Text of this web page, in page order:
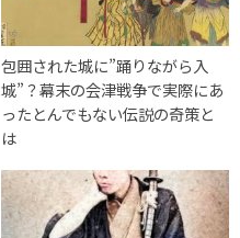
包囲された城に”踊りながら入
城”？幕末の会津戦争で実際にあ
ったとんでもない伝説の奇策と
は